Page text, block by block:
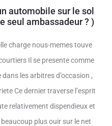
automobile sur le sol
seul ambassadeur ? )
charge nous-memes touve
Il se presente comme
les arbitres d’occasion ,
Ce dernier traverse l’esprit
relativement dispendieux et
plus ouir sur le net